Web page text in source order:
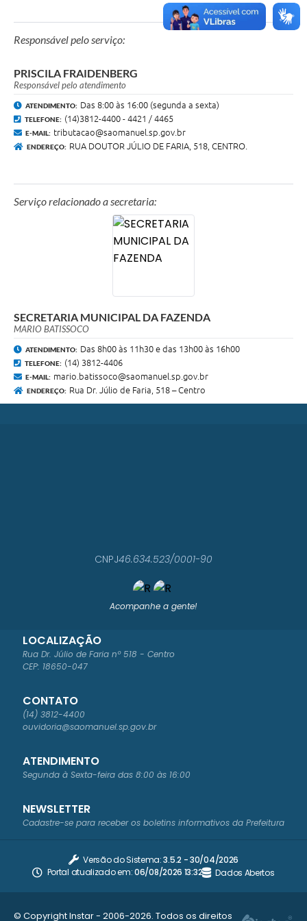
e comprovante de residência do titular e dos
sócios (se houver), cartão CNPJ, Contrato
Social (se houver), Estatuto (se houver),
Certificado MEI (3 dias úteis);
► Emissão de Alvará de Funcionamento;
► Emissão de certidões: valor venal para fins
de inventário (fins de lançamento de IPTU),
positiva e positiva com efeito de negativa
(mobiliária e imobiliária), inexistência de
cadastro, evolução de IPTU;
Responsável pelo serviço:
PRISCILA FRAIDENBERG
Responsável pelo atendimento
ATENDIMENTO: Das 8:00 às 16:00 (segunda a sexta)
TELEFONE: (14)3812-4400 - 4421 / 4465
E-MAIL: tributacao@saomanuel.sp.gov.br
ENDEREÇO: RUA DOUTOR JÚLIO DE FARIA, 518, CENTRO.
Serviço relacionado a secretaria:
SECRETARIA MUNICIPAL DA FAZENDA
MARIO BATISSOCO
ATENDIMENTO: Das 8h00 às 11h30 e das 13h00 às 16h00
TELEFONE: (14) 3812-4406
E-MAIL: mario.batissoco@saomanuel.sp.gov.br
ENDEREÇO: Rua Dr. Júlio de Faria, 518 – Centro
Acompanhe a gente!
LOCALIZAÇÃO
Rua Dr. Júlio de Faria nº 518 - Centro
CEP: 18650-047
CONTATO
(14) 3812-4400
ouvidoria@saomanuel.sp.gov.br
ATENDIMENTO
Segunda à Sexta-feira das 8:00 às 16:00
CNPJ46.634.523/0001-90
NEWSLETTER
Cadastre-se para receber os boletins informativos da Prefeitura
Versão do Sistema:3.5.2 - 30/04/2026
Portal atualizado em:06/08/2026 13:32 Dados Abertos
© Copyright Instar - 2006-2026. Todos os direitos